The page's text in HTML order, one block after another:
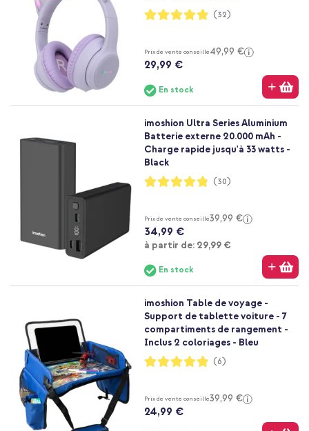
Notation:
97%
(32)
Prix de vente conseillé49,99 €
29,99 €
En stock
imoshion Ultra Series Aluminium
Batterie externe 20.000 mAh -
Charge rapide jusqu'à 33 watts -
Black
Notation:
96%
(30)
Prix de vente conseillé39,99 €
34,99 €
à partir de: À partir de
29,99 €
En stock
imoshion Table de voyage -
Support de tablette voiture - 7
compartiments de rangement -
Inclus 2 coloriages - Bleu
Notation:
97%
(6)
Prix de vente conseillé39,99 €
24,99 €